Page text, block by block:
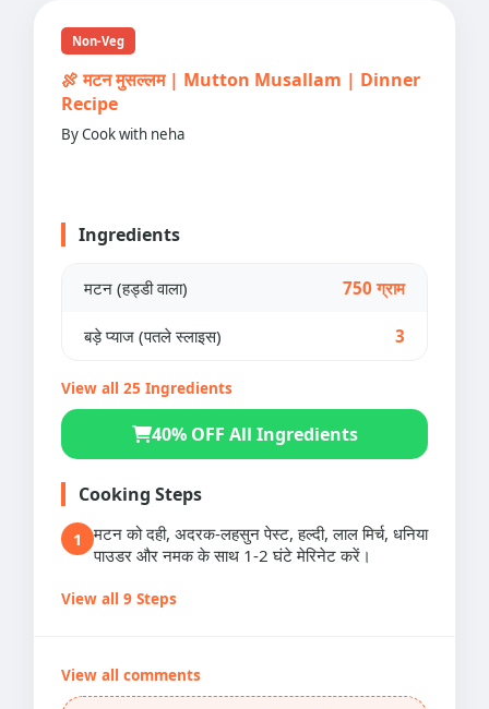
Non-Veg
🍖 मटन मुसल्लम | Mutton Musallam | Dinner
Recipe
By Cook with neha
Ingredients
मटन (हड्डी वाला) 750 ग्राम
बड़े प्याज (पतले स्लाइस) 3
View all 25 Ingredients
40% OFF All Ingredients
Cooking Steps
1
मटन को दही, अदरक-लहसुन पेस्ट, हल्दी, लाल मिर्च, धनिया
पाउडर और नमक के साथ 1-2 घंटे मेरिनेट करें।
View all 9 Steps
View all comments